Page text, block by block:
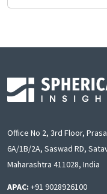
Office No 2, 3rd Floor,
6A/1B/2A, Saswad RD,
Maharashtra 411028, India
APAC: +91 9028926100